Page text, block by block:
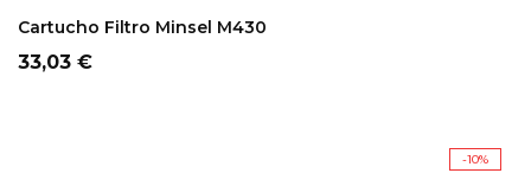
Cartucho Filtro Minsel M430
Precio
33,03 €
-10%